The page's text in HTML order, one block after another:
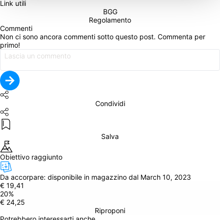
Link utili
BGG
Regolamento
Commenti
Non ci sono ancora commenti sotto questo post. Commenta per
primo!
Condividi
Salva
Obiettivo raggiunto
Da accorpare: disponibile in magazzino dal March 10, 2023
€ 19,41
20%
€ 24,25
Riproponi